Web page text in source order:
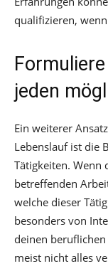
qualifizieren,
jeden
Ein weiterer
Lebenslauf ist die
Tätigkeiten. Wenn
betreffenden
welche dieser
besonders von
deinen
meist nicht alles